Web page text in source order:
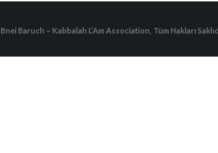
Bnei Baruch – Kabbalah L’Am Association, Tüm Hakları